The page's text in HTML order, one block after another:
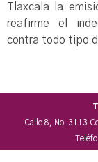
Tlaxcala la
reafirme el
contra todo tipo
Calle 8, No. 3113